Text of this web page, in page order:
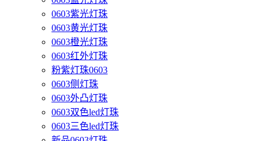
0603紫光灯珠
0603黄光灯珠
0603橙光灯珠
0603红外灯珠
粉紫灯珠0603
0603侧灯珠
0603外凸灯珠
0603双色led灯珠
0603三色led灯珠